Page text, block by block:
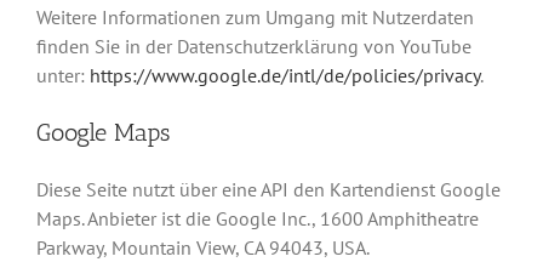
Weitere Informationen zum Umgang mit Nutzerdaten
finden Sie in der Datenschutzerklärung von YouTube
unter: https://www.google.de/intl/de/policies/privacy.
Google Maps
Diese Seite nutzt über eine API den Kartendienst Google
Maps. Anbieter ist die Google Inc., 1600 Amphitheatre
Parkway, Mountain View, CA 94043, USA.